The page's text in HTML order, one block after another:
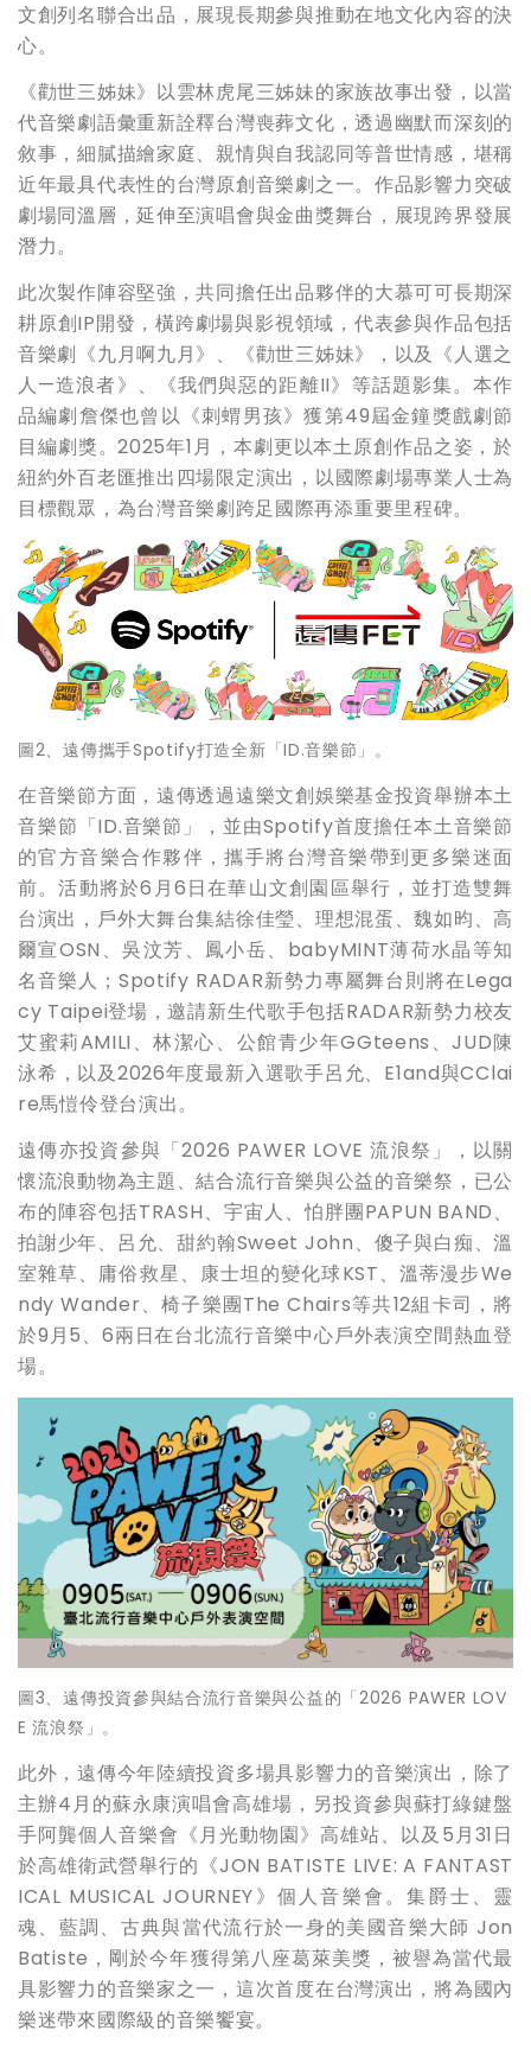
文創列名聯合出品，展現長期參與推動在地文化內容的決
心。
《勸世三姊妹》以雲林虎尾三姊妹的家族故事出發，以當
代音樂劇語彙重新詮釋台灣喪葬文化，透過幽默而深刻的
敘事，細膩描繪家庭、親情與自我認同等普世情感，堪稱
近年最具代表性的台灣原創音樂劇之一。作品影響力突破
劇場同溫層，延伸至演唱會與金曲獎舞台，展現跨界發展
潛力。
此次製作陣容堅強，共同擔任出品夥伴的大慕可可長期深
耕原創IP開發，橫跨劇場與影視領域，代表參與作品包括
音樂劇《九月啊九月》、《勸世三姊妹》，以及《人選之
人—造浪者》、《我們與惡的距離II》等話題影集。本作
品編劇詹傑也曾以《刺蝟男孩》獲第49屆金鐘獎戲劇節
目編劇獎。2025年1月，本劇更以本土原創作品之姿，於
紐約外百老匯推出四場限定演出，以國際劇場專業人士為
目標觀眾，為台灣音樂劇跨足國際再添重要里程碑。
圖2、遠傳攜手Spotify打造全新「ID.音樂節」。
在音樂節方面，遠傳透過遠樂文創娛樂基金投資舉辦本土
音樂節「ID.音樂節」，並由Spotify首度擔任本土音樂節
的官方音樂合作夥伴，攜手將台灣音樂帶到更多樂迷面
前。活動將於6月6日在華山文創園區舉行，並打造雙舞
台演出，戶外大舞台集結徐佳瑩、理想混蛋、魏如昀、高
爾宣OSN、吳汶芳、鳳小岳、babyMINT薄荷水晶等知
名音樂人；Spotify RADAR新勢力專屬舞台則將在Lega
cy Taipei登場，邀請新生代歌手包括RADAR新勢力校友
艾蜜莉AMILI、林潔心、公館青少年GGteens、JUD陳
泳希，以及2026年度最新入選歌手呂允、E1and與CClai
re馬愷伶登台演出。
遠傳亦投資參與「2026 PAWER LOVE 流浪祭」，以關
懷流浪動物為主題、結合流行音樂與公益的音樂祭，已公
布的陣容包括TRASH、宇宙人、怕胖團PAPUN BAND、
拍謝少年、呂允、甜約翰Sweet John、傻子與白痴、溫
室雜草、庸俗救星、康士坦的變化球KST、溫蒂漫步We
ndy Wander、椅子樂團The Chairs等共12組卡司，將
於9月5、6兩日在台北流行音樂中心戶外表演空間熱血登
場。
圖3、遠傳投資參與結合流行音樂與公益的「2026 PAWER LOV
E 流浪祭」。
此外，遠傳今年陸續投資多場具影響力的音樂演出，除了
主辦4月的蘇永康演唱會高雄場，另投資參與蘇打綠鍵盤
手阿龔個人音樂會《月光動物園》高雄站、以及5月31日
於高雄衛武營舉行的《JON BATISTE LIVE: A FANTAST
ICAL MUSICAL JOURNEY》個人音樂會。集爵士、靈
魂、藍調、古典與當代流行於一身的美國音樂大師 Jon
Batiste，剛於今年獲得第八座葛萊美獎，被譽為當代最
具影響力的音樂家之一，這次首度在台灣演出，將為國內
樂迷帶來國際級的音樂饗宴。